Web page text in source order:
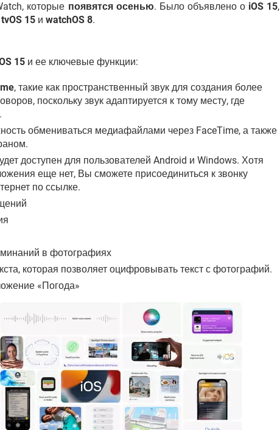
которые появятся осенью. Было объявлено о iOS 15,
tvOS 15 и watchOS 8.
15 и ее ключевые функции:
, такие как пространственный звук для создания более
поскольку звук адаптируется к тому месту, где
обмениваться медиафайлами через FaceTime, а также
доступен для пользователей Android и Windows. Хотя
еще нет, Вы сможете присоединиться к звонку
по ссылке.
в фотографиях
которая позволяет оцифровывать текст с фотографий.
«Погода»